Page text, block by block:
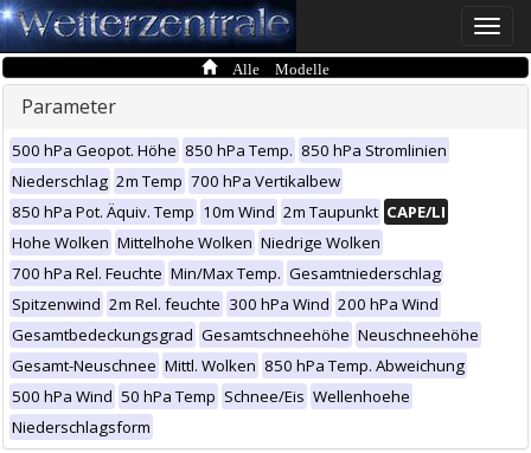
Toggle
Alle Modelle
Parameter
500 hPa Geopot. Höhe 850 hPa Temp. 850 hPa Stromlinien
Niederschlag 2m Temp 700 hPa Vertikalbew
850 hPa Pot. Äquiv. Temp 10m Wind 2m Taupunkt CAPE/LI
Hohe Wolken Mittelhohe Wolken Niedrige Wolken
700 hPa Rel. Feuchte Min/Max Temp. Gesamtniederschlag
Spitzenwind 2m Rel. feuchte 300 hPa Wind 200 hPa Wind
Gesamtbedeckungsgrad Gesamtschneehöhe Neuschneehöhe
Gesamt-Neuschnee Mittl. Wolken 850 hPa Temp. Abweichung
500 hPa Wind 50 hPa Temp Schnee/Eis Wellenhoehe
Niederschlagsform